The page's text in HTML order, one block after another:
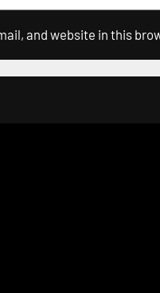
and website in this